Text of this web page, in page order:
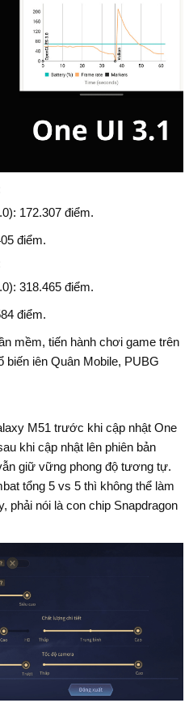
172.307 điểm.
điểm.
318.465 điểm.
điểm.
mềm, tiến hành chơi game trên
iên Quân Mobile, PUBG
M51 trước khi cập nhật One
khi cập nhật lên phiên bản
giữ vững phong độ tương tự.
tổng 5 vs 5 thì không thể làm
phải nói là con chip Snapdragon